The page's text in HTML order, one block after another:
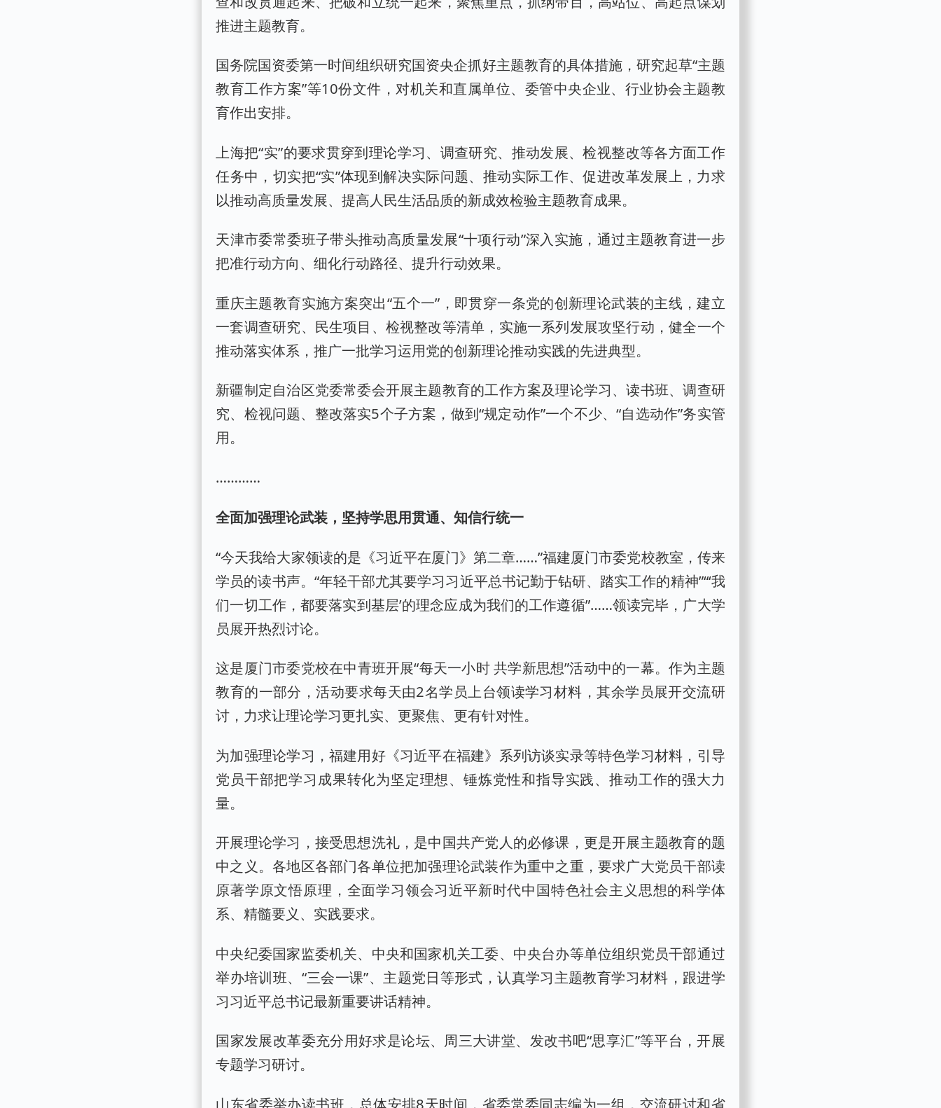
推进主题教育。
国务院国资委第一时间组织研究国资央企抓好主题教育的具体措施，研究起草“主题
教育工作方案”等10份文件，对机关和直属单位、委管中央企业、行业协会主题教
育作出安排。
上海把“实”的要求贯穿到理论学习、调查研究、推动发展、检视整改等各方面工作
任务中，切实把“实”体现到解决实际问题、推动实际工作、促进改革发展上，力求
以推动高质量发展、提高人民生活品质的新成效检验主题教育成果。
天津市委常委班子带头推动高质量发展“十项行动”深入实施，通过主题教育进一步
把准行动方向、细化行动路径、提升行动效果。
重庆主题教育实施方案突出“五个一”，即贯穿一条党的创新理论武装的主线，建立
一套调查研究、民生项目、检视整改等清单，实施一系列发展攻坚行动，健全一个
推动落实体系，推广一批学习运用党的创新理论推动实践的先进典型。
新疆制定自治区党委常委会开展主题教育的工作方案及理论学习、读书班、调查研
究、检视问题、整改落实5个子方案，做到“规定动作”一个不少、“自选动作”务实管
用。
…………
全面加强理论武装，坚持学思用贯通、知信行统一
“今天我给大家领读的是《习近平在厦门》第二章……”福建厦门市委党校教室，传来
学员的读书声。“年轻干部尤其要学习习近平总书记勤于钻研、踏实工作的精神”“‘我
们一切工作，都要落实到基层’的理念应成为我们的工作遵循”……领读完毕，广大学
员展开热烈讨论。
这是厦门市委党校在中青班开展“每天一小时 共学新思想”活动中的一幕。作为主题
教育的一部分，活动要求每天由2名学员上台领读学习材料，其余学员展开交流研
讨，力求让理论学习更扎实、更聚焦、更有针对性。
为加强理论学习，福建用好《习近平在福建》系列访谈实录等特色学习材料，引导
党员干部把学习成果转化为坚定理想、锤炼党性和指导实践、推动工作的强大力
量。
开展理论学习，接受思想洗礼，是中国共产党人的必修课，更是开展主题教育的题
中之义。各地区各部门各单位把加强理论武装作为重中之重，要求广大党员干部读
原著学原文悟原理，全面学习领会习近平新时代中国特色社会主义思想的科学体
系、精髓要义、实践要求。
中央纪委国家监委机关、中央和国家机关工委、中央台办等单位组织党员干部通过
举办培训班、“三会一课”、主题党日等形式，认真学习主题教育学习材料，跟进学
习习近平总书记最新重要讲话精神。
国家发展改革委充分用好求是论坛、周三大讲堂、发改书吧“思享汇”等平台，开展
专题学习研讨。
山东省委举办读书班，总体安排8天时间，省委常委同志编为一组，交流研讨和省